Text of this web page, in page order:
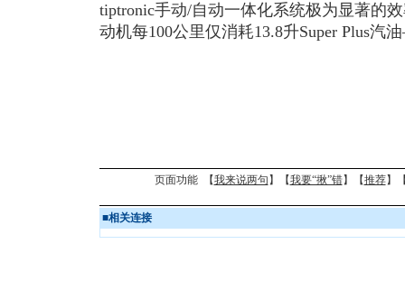
tiptronic手动/自动一体化系统极为显著的
动机每100公里仅消耗13.8升Super Plus
页面功能 【我来说两句 】【我要“揪”错】【推荐】
■相关连接